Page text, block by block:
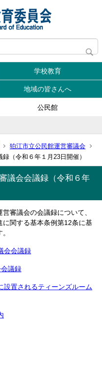
学校教育
地域の皆さんへ
公民館
狛江市立公民館運営審議会
（令和６年１月23日開催）
議会会議録（令和６年
審議会の会議録について、
関する基本条例第12条に基
会会議録
議録
置されるティーンズルーム